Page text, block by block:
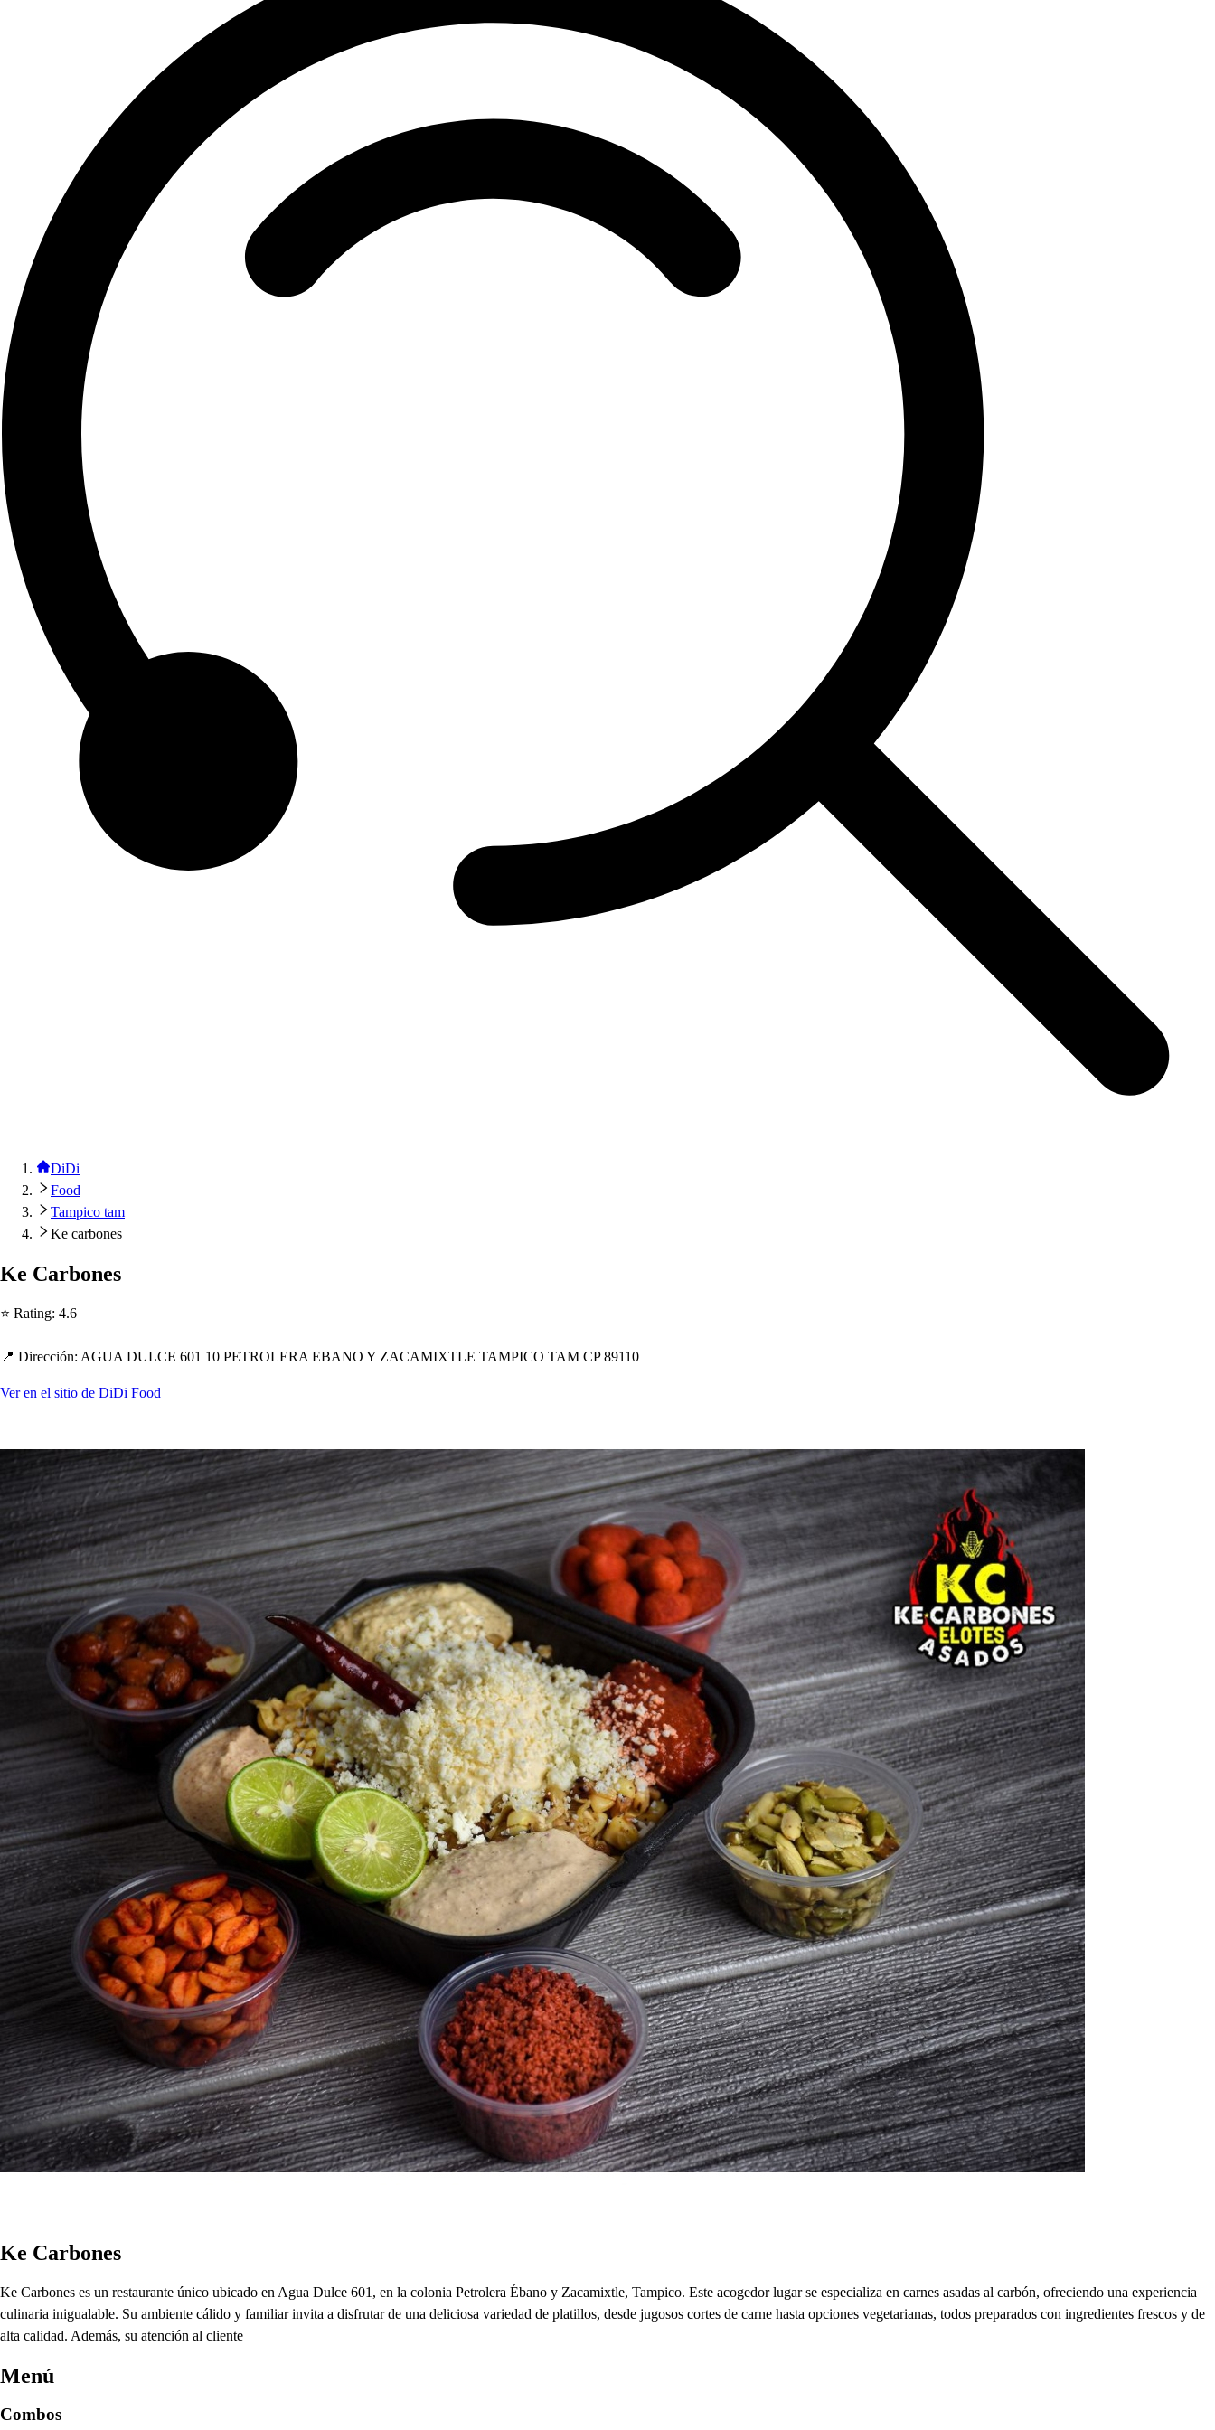
DiDi
Food
Tampico tam
Ke carbones
Ke Carbones
⭐ Rating: 4.6
📍 Dirección: AGUA DULCE 601 10 PETROLERA EBANO Y ZACAMIXTLE TAMPICO TAM CP 89110
Ver en el sitio de DiDi Food
Ke Carbones
Ke Carbones es un restaurante único ubicado en Agua Dulce 601, en la colonia Petrolera Ébano y Zacamixtle, Tampico. Este acogedor lugar se especializa en carnes asadas al carbón, ofreciendo una experiencia
culinaria inigualable. Su ambiente cálido y familiar invita a disfrutar de una deliciosa variedad de platillos, desde jugosos cortes de carne hasta opciones vegetarianas, todos preparados con ingredientes frescos y de
alta calidad. Además, su atención al cliente
Menú
Combos